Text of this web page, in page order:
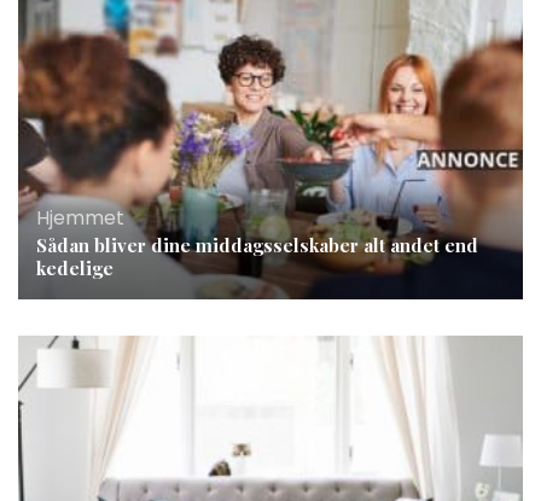
Hjemmet
Sådan bliver dine middagsselskaber alt andet end
kedelige